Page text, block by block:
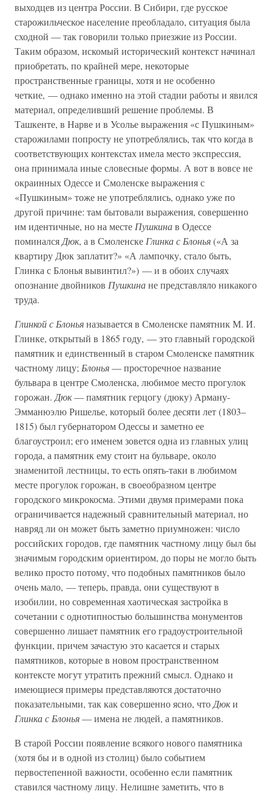
выходцев из центра России. В Сибири, где русское
старожильческое население преобладало, ситуация была
сходной — так говорили только приезжие из России.
Таким образом, искомый исторический контекст начинал
приобретать, по крайней мере, некоторые
пространственные границы, хотя и не особенно
четкие, — однако именно на этой стадии работы и явился
материал, определивший решение проблемы. В
Ташкенте, в Нарве и в Усолье выражения «с Пушкиным»
старожилами попросту не употреблялись, так что когда в
соответствующих контекстах имела место экспрессия,
она принимала иные словесные формы. А вот в вовсе не
окраинных Одессе и Смоленске выражения с
«Пушкиным» тоже не употреблялись, однако уже по
другой причине: там бытовали выражения, совершенно
им идентичные, но на месте Пушкинав Одессе
поминался Дюк, а в Смоленске Глинка с Блонья(«А за
квартиру Дюк заплатит?» «А лампочку, стало быть,
Глинка с Блонья вывинтил?») — и в обоих случаях
опознание двойников Пушкинане представляло никакого
труда.
Глинкой с Блоньяназывается в Смоленске памятник М. И.
Глинке, открытый в 1865 году, — это главный городской
памятник и единственный в старом Смоленске памятник
частному лицу; Блонья— просторечное название
бульвара в центре Смоленска, любимое место прогулок
горожан. Дюк— памятник герцогу (дюку) Арману-
Эмманюэлю Ришелье, который более десяти лет (1803–
1815) был губернатором Одессы и заметно ее
благоустроил; его именем зовется одна из главных улиц
города, а памятник ему стоит на бульваре, около
знаменитой лестницы, то есть опять-таки в любимом
месте прогулок горожан, в своеобразном центре
городского микрокосма. Этими двумя примерами пока
ограничивается надежный сравнительный материал, но
навряд ли он может быть заметно приумножен: число
российских городов, где памятник частному лицу был бы
значимым городским ориентиром, до поры не могло быть
велико просто потому, что подобных памятников было
очень мало, — теперь, правда, они существуют в
изобилии, но современная хаотическая застройка в
сочетании с однотипностью большинства монументов
совершенно лишает памятник его градоустроительной
функции, причем зачастую это касается и старых
памятников, которые в новом пространственном
контексте могут утратить прежний смысл. Однако и
имеющиеся примеры представляются достаточно
показательными, так как совершенно ясно, что Дюки
Глинка с Блонья— имена не людей, а памятников.
В старой России появление всякого нового памятника
(хотя бы и в одной из столиц) было событием
первостепенной важности, особенно если памятник
ставился частному лицу. Нелишне заметить, что в